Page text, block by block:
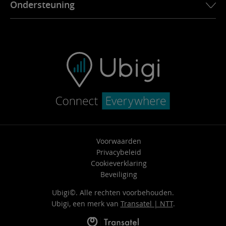
Ubigi in de pers
Ondersteuning
Connectiviteitsproblemen
Voertuig doorverkoop
Voorwaarden
Privacybeleid
Cookieverklaring
Beveiliging
Ubigi©. Alle rechten voorbehouden.
Ubigi, een merk van Transatel | NTT.